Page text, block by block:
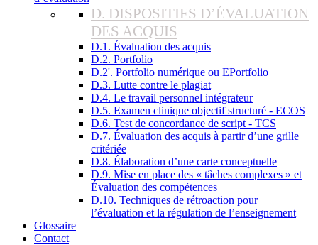
D. DISPOSITIFS D’ÉVALUATION
DES ACQUIS
D.1. Évaluation des acquis
D.2. Portfolio
D.2'. Portfolio numérique ou EPortfolio
D.3. Lutte contre le plagiat
D.4. Le travail personnel intégrateur
D.5. Examen clinique objectif structuré - ECOS
D.6. Test de concordance de script - TCS
D.7. Évaluation des acquis à partir d’une grille
critériée
D.8. Élaboration d’une carte conceptuelle
D.9. Mise en place des « tâches complexes » et
Évaluation des compétences
D.10. Techniques de rétroaction pour
l’évaluation et la régulation de l’enseignement
Glossaire
Contact